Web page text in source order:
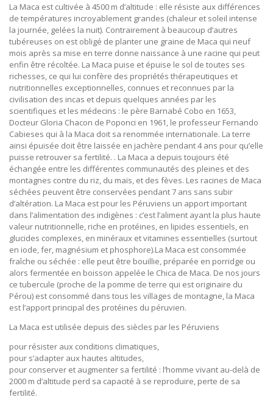
La Maca est cultivée à 4500 m d’altitude : elle résiste aux différences
de températures incroyablement grandes (chaleur et soleil intense
la journée, gelées la nuit). Contrairement à beaucoup d’autres
tubéreuses on est obligé de planter une graine de Maca qui neuf
mois après sa mise en terre donne naissance à une racine qui peut
enfin être récoltée. La Maca puise et épuise le sol de toutes ses
richesses, ce qui lui confère des propriétés thérapeutiques et
nutritionnelles exceptionnelles, connues et reconnues par la
civilisation des incas et depuis quelques années par les
scientifiques et les médecins : le père Barnabé Cobo en 1653,
Docteur Gloria Chacon de Poponci en 1961, le professeur Fernando
Cabieses qui à la Maca doit sa renommée internationale. La terre
ainsi épuisée doit être laissée en jachère pendant 4 ans pour qu’elle
puisse retrouver sa fertilité. . La Maca a depuis toujours été
échangée entre les différentes communautés des pleines et des
montagnes contre du riz, du maïs, et des fèves. Les racines de Maca
séchées peuvent être conservées pendant 7 ans sans subir
d’altération. La Maca est pour les Péruviens un apport important
dans l’alimentation des indigènes : c’est l’aliment ayant la plus haute
valeur nutritionnelle, riche en protéines, en lipides essentiels, en
glucides complexes, en minéraux et vitamines essentielles (surtout
en iode, fer, magnésium et phosphore).La Maca est consommée
fraîche ou séchée : elle peut être bouillie, préparée en porridge ou
alors fermentée en boisson appelée le Chica de Maca. De nos jours
ce tubercule (proche de la pomme de terre qui est originaire du
Pérou) est consommé dans tous les villages de montagne, la Maca
est l’apport principal des protéines du péruvien.
La Maca est utilisée depuis des siècles par les Péruviens
pour résister aux conditions climatiques,
pour s’adapter aux hautes altitudes,
pour conserver et augmenter sa fertilité : l’homme vivant au-delà de
2000 m d’altitude perd sa capacité à se reproduire, perte de sa
fertilité.